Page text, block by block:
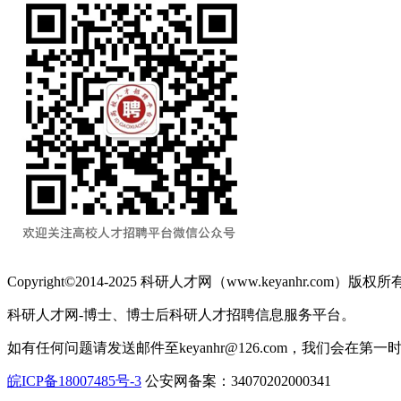
Copyright©2014-2025 科研人才网（www.keyanhr.com）版权所
科研人才网-博士、博士后科研人才招聘信息服务平台。
如有任何问题请发送邮件至keyanhr@126.com，我们会在第一
皖ICP备18007485号-3 公安网备案：34070202000341